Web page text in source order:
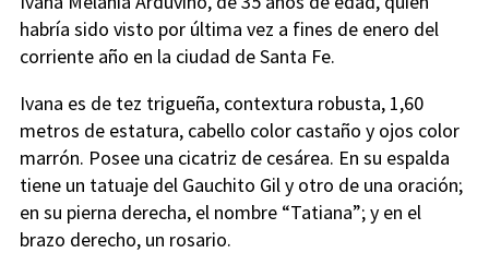
habría sido visto por última vez a fines de enero del
corriente año en la ciudad de Santa Fe.
Ivana es de tez trigueña, contextura robusta, 1,60
metros de estatura, cabello color castaño y ojos color
marrón. Posee una cicatriz de cesárea. En su espalda
tiene un tatuaje del Gauchito Gil y otro de una oración;
en su pierna derecha, el nombre “Tatiana”; y en el
brazo derecho, un rosario.